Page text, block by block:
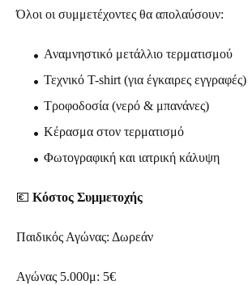
Όλοι οι συμμετέχοντες θα απολαύσουν:
Αναμνηστικό μετάλλιο τερματισμού
Τεχνικό T-shirt (για έγκαιρες εγγραφές)
Τροφοδοσία (νερό & μπανάνες)
Κέρασμα στον τερματισμό
Φωτογραφική και ιατρική κάλυψη
💶 Κόστος Συμμετοχής
Παιδικός Αγώνας: Δωρεάν
Αγώνας 5.000μ: 5€